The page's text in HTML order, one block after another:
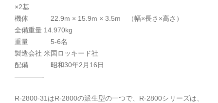
×2基
機体 22.9m × 15.9m × 3.5m （幅×長さ×高さ）
全備重量 14.970kg
重量 5-6名
製造会社 米国ロッキード社
配備 昭和30年2月16日
————-
R-2800-31はR-2800の派生型の一つで、R-2800シリーズは、